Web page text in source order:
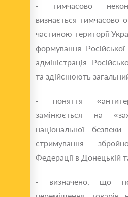
- тимчасово
визнається тимчасово
частиною території
формування
адміністрація
та здійснюють
- поняття
замінюється на
національної
стримування
Федерації в Донецькій
- визначено, що